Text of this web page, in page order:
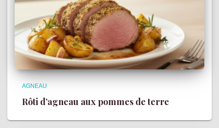
AGNEAU
Rôti d’agneau aux pommes de terre